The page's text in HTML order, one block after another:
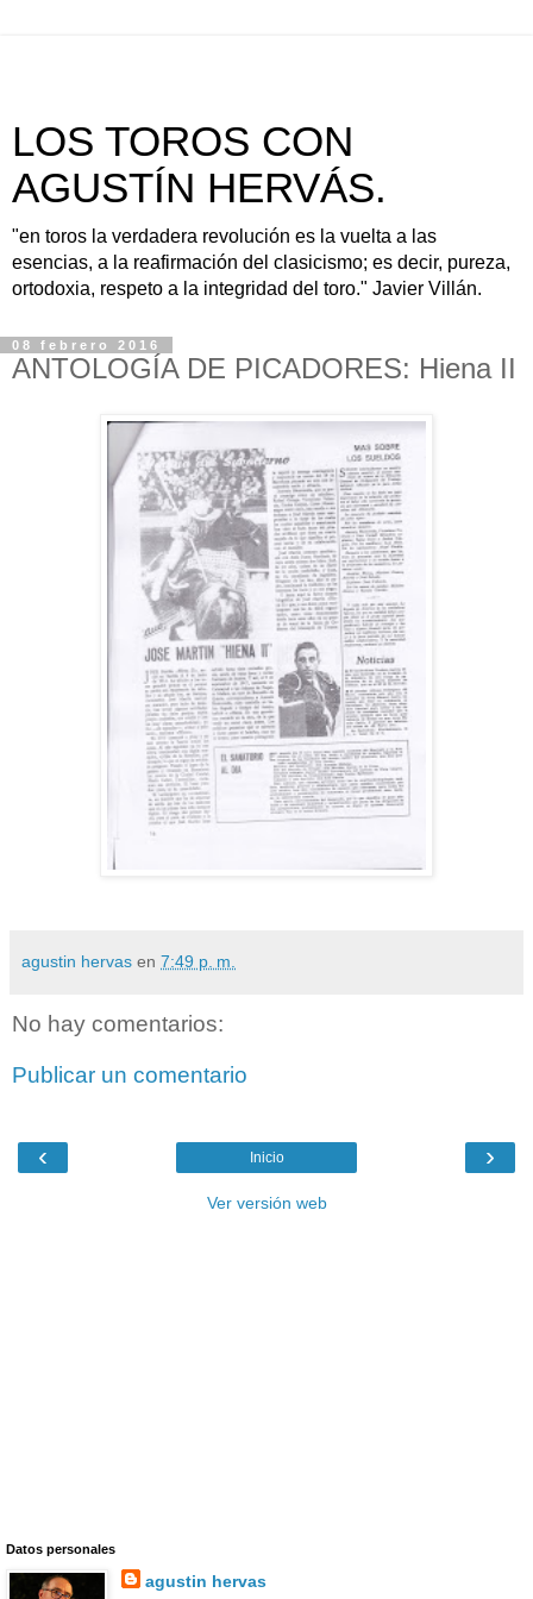
LOS TOROS CON
AGUSTÍN HERVÁS.
"en toros la verdadera revolución es la vuelta a las
esencias, a la reafirmación del clasicismo; es decir, pureza,
ortodoxia, respeto a la integridad del toro." Javier Villán.
08 febrero 2016
ANTOLOGÍA DE PICADORES: Hiena II
agustin hervas en 7:49 p. m.
No hay comentarios:
Publicar un comentario
‹ ›
Inicio
Ver versión web
Datos personales
agustin hervas